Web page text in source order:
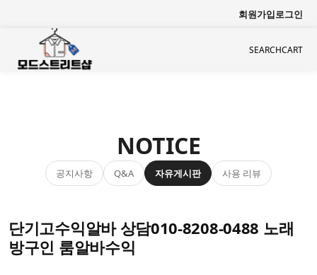
회원가입로그인
SEARCHCART
NOTICE
공지사항 Q&A 자유게시판 사용 리뷰
단기고수익알바 상담010-8208-0488 노래
방구인 룸알바수익